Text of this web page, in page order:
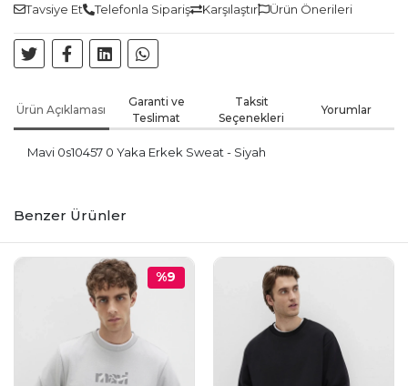
Tavsiye Et Telefonla Sipariş Karşılaştır Ürün Önerileri
Ürün Açıklaması
Garanti ve
Teslimat
Taksit
Seçenekleri
Yorumlar
Mavi 0s10457 0 Yaka Erkek Sweat - Siyah
Benzer Ürünler
%9